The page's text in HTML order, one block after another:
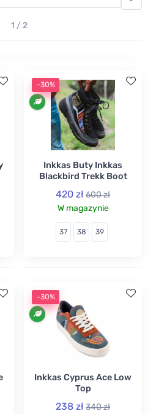
wygląd i historia kryjąca
wyjątkowej koncepcji
firma sadzi drzewo we
Drzewa dla Przyszłości.
1 / 2
-30%
Inkkas Buty Inkkas
Blackbird Trekk Boot
420 zł 600 zł
W magazynie
37 38 39
-30%
Inkkas Cyprus Ace Low
Top
238 zł 340 zł